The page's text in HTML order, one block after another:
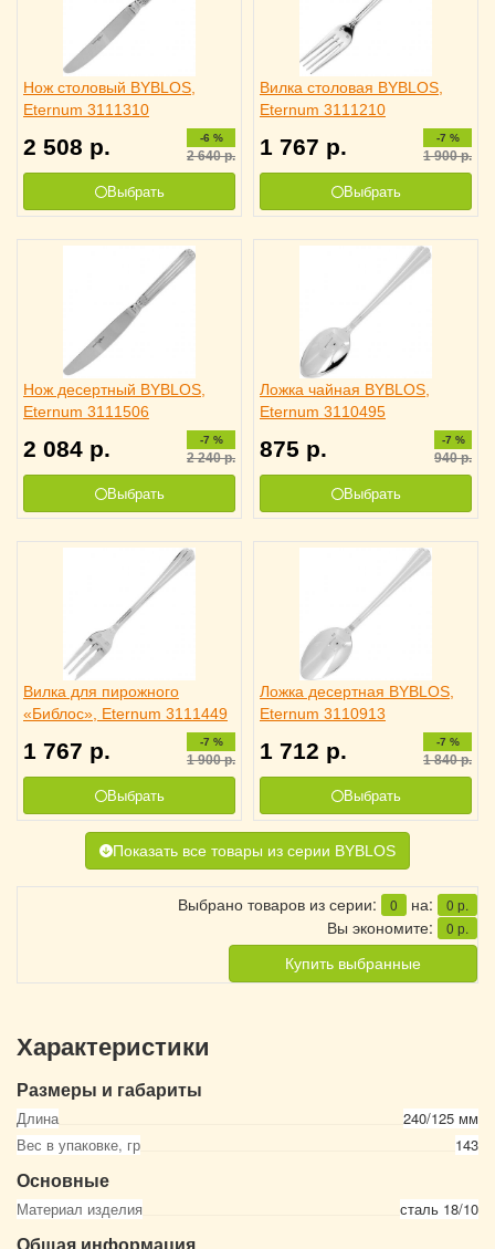
Нож столовый BYBLOS,
Eternum 3111310
2 508 р. -6 %
2 640р.
Выбрать
Вилка столовая BYBLOS,
Eternum 3111210
1 767 р. -7 %
1 900р.
Выбрать
Нож десертный BYBLOS,
Eternum 3111506
2 084 р. -7 %
2 240р.
Выбрать
Ложка чайная BYBLOS,
Eternum 3110495
875 р. -7 %
940р.
Выбрать
Вилка для пирожного
«Библос», Eternum 3111449
1 767 р. -7 %
1 900р.
Выбрать
Ложка десертная BYBLOS,
Eternum 3110913
1 712 р. -7 %
1 840р.
Выбрать
Показать все товары из серии BYBLOS
Выбрано товаров из серии: 0 на: 0 р.
Вы экономите: 0 р.
Купить выбранные
Характеристики
Размеры и габариты
Длина
240/125 мм
Вес в упаковке, гр
143
Основные
Материал изделия сталь 18/10